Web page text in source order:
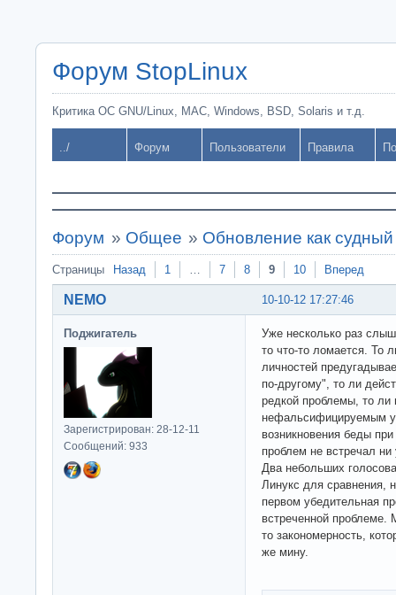
Форум StopLinux
Критика ОС GNU/Linux, MAC, Windows, BSD, Solaris и т.д.
../ Форум Пользователи Правила
Форум » Общее » Обновление как
Страницы Назад 1 … 7 8 9 10 Вперед
10-10-12 17:27:46
NEMO
Поджигатель
Зарегистрирован: 28-12-11
Сообщений: 933
Уже несколько раз
то что-то ломается. То
личностей
по-другому", то ли
редкой проблемы, то ли
нефальсифицируемым
возникновения беды
проблем не встречал
Два небольших
Линукс для сравнения,
первом убедительная
встреченной проблеме.
то закономерность,
же мину.